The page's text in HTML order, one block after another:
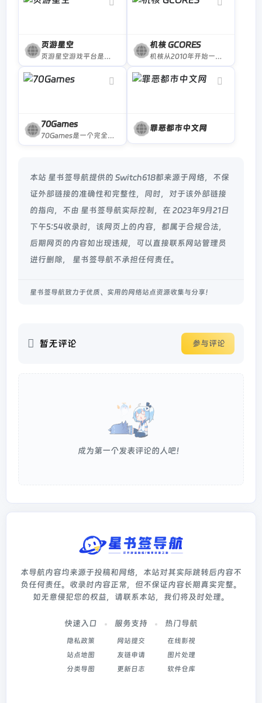
页游星空
页游星空游戏平台是专业的游戏运营平台，为玩家提供精品的网页游戏与H5手机游戏，以及游戏礼包、开服表、资讯、攻略、排行榜等相关讯息。好玩的页游、H5游戏尽在页游星空H5游戏平台。
机核 GCORES
机核从2010年开始一直致力于分享游戏玩家的生活，以及深入探讨游戏相关的文化。我们开发原创的播客以及视频节目，一直在不断寻找民间高质量的内容创作者。 我们坚信游戏不止是游戏，游戏中包含的科学，文化，历史等各个层面的知识和故事，它们同时也会辐射到二次元甚至电影的领域，这些内容非常值得分享给热爱游戏的您。
70Games
70Games是一个完全免费的游戏共享平台，免费分享众多steam游戏，提供steam账号，steam离线账号，steam正版共享账号等资源。
罪恶都市中文网
本站 星书签导航提供的 Switch618都来源于网络，不保
证外部链接的准确性和完整性，同时，对于该外部链接
的指向，不由 星书签导航实际控制，在 2023年9月21日
下午5:54收录时，该网页上的内容，都属于合规合法，
后期网页的内容如出现违规，可以直接联系网站管理员
进行删除， 星书签导航不承担任何责任。
星书签导航致力于优质、实用的网络站点资源收集与分享！
暂无评论 参与评论
成为第一个发表评论的人吧！
本导航内容均来源于投稿和网络，本站对其实际跳转后内容不
负任何责任。收录时内容正常，但不保证内容长期真实完整。
如无意侵犯您的权益，请联系本站，我们将及时处理。
快速入口
隐私政策
站点地图
分类导图
服务支持
网站提交
友链申请
更新日志
热门导航
在线影视
图片处理
软件仓库